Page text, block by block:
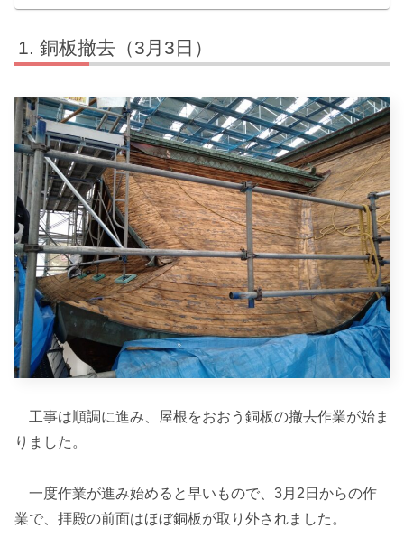
銅板撤去（3月3日）
工事は順調に進み、屋根をおおう銅板の撤去作業が始ま
りました。
一度作業が進み始めると早いもので、3月2日からの作
業で、拝殿の前面はほぼ銅板が取り外されました。